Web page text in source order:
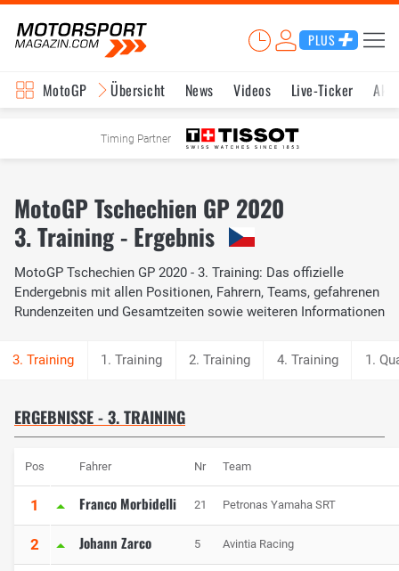
PLUS
MotoGP Übersicht News Videos Live-Ticker
Timing Partner
MotoGP Tschechien GP 2020
3. Training - Ergebnis
MotoGP Tschechien GP 2020 - 3. Training: Das offizielle
Endergebnis mit allen Positionen, Fahrern, Teams, gefahrenen
Rundenzeiten und Gesamtzeiten sowie weiteren Informationen
1. Training 2. Training 4. Training 1.
ERGEBNISSE - 3. TRAINING
Pos Fahrer Nr Team
1 Franco Morbidelli 21 Petronas Yamaha SRT
2 Johann Zarco 5 Avintia Racing